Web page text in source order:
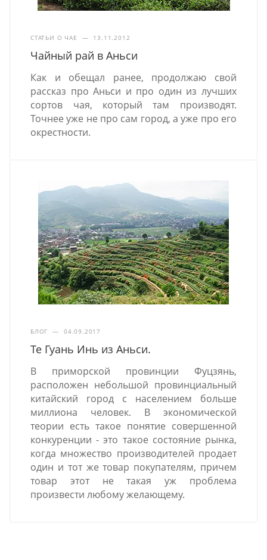
СТАТЬИ О ЧАЕ — 13.11.2012
Чайный рай в Аньси
Как и обещал ранее, продолжаю свой
рассказ про Аньси и про один из лучших
сортов чая, который там производят.
Точнее уже не про сам город, а уже про его
окрестности.
БЛОГ — 04.09.2017
Те Гуань Инь из Аньси.
В приморской провинции Фуцзянь,
расположен небольшой провинциальный
китайский город с населением больше
миллиона человек. В экономической
теории есть такое понятие совершенной
конкуренции - это такое состояние рынка,
когда множество производителей продает
один и тот же товар покупателям, причем
товар этот не такая уж проблема
произвести любому желающему.